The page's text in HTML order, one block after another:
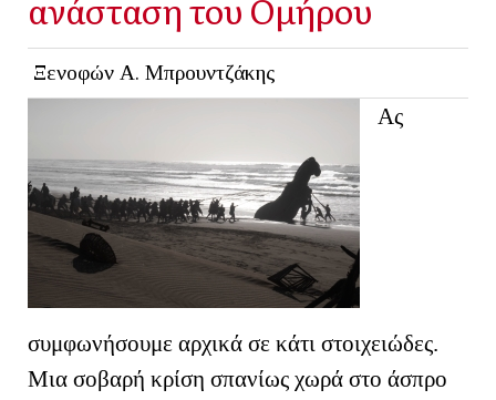
Ξενοφών Α. Μπρουντζάκης
Ας
συμφωνήσουμε αρχικά σε κάτι στοιχειώδες.
Μια σοβαρή κρίση σπανίως χωρά στο άσπρο